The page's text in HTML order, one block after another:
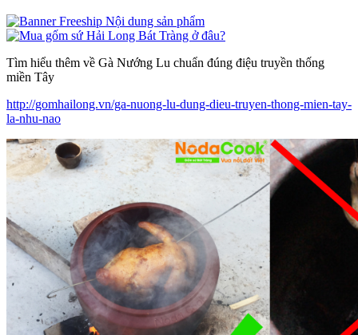
Tìm hiểu thêm về Gà Nướng Lu chuẩn đúng điệu truyền thống
miền Tây
http://gomhailong.vn/ga-nuong-lu-dung-dieu-truyen-thong-mien-tay-
la-nhu-nao